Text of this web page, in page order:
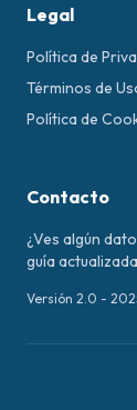
Legal
Política de
Términos de
Política de
Contacto
¿Ves algún
guía
Versión 2.0 -